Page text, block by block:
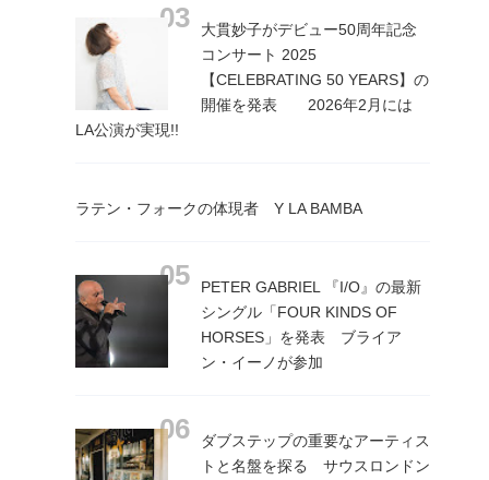
大貫妙子がデビュー50周年記念
コンサート 2025
【CELEBRATING 50 YEARS】の
開催を発表 2026年2月には
LA公演が実現!!
ラテン・フォークの体現者 Y LA BAMBA
PETER GABRIEL 『I/O』の最新
シングル「FOUR KINDS OF
HORSES」を発表 ブライア
ン・イーノが参加
ダブステップの重要なアーティス
トと名盤を探る サウスロンドン